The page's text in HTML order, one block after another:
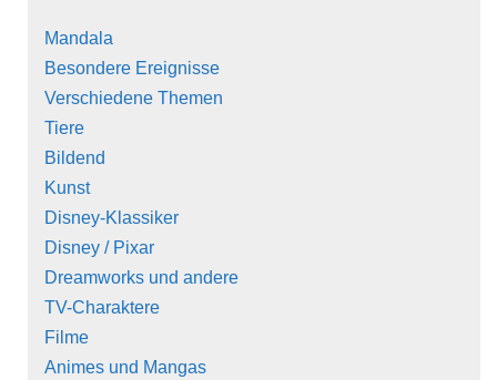
Mandala
Besondere Ereignisse
Verschiedene Themen
Tiere
Bildend
Kunst
Disney-Klassiker
Disney / Pixar
Dreamworks und andere
TV-Charaktere
Filme
Animes und Mangas